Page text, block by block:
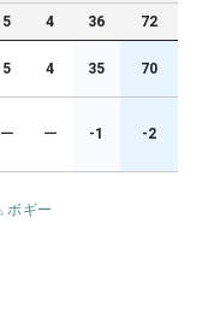
5 4 36 72
5 4 35 70
ー ー -1 -2
ボギー